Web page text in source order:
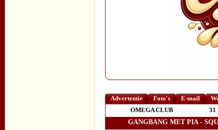
Advertentie Foto's E-mail
OMEGA CLUB
31
GANGBANG MET PIA -